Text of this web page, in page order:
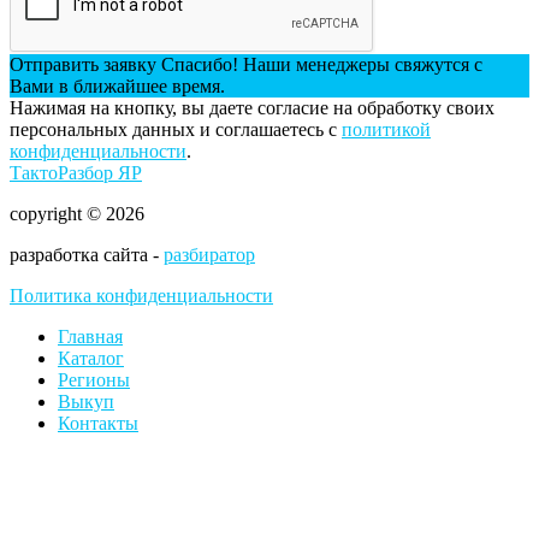
Отправить заявку Спасибо! Наши менеджеры свяжутся с
Вами в ближайшее время.
Нажимая на кнопку, вы даете согласие на обработку своих
персональных данных и соглашаетесь с политикой
конфиденциальности.
ТактоРазбор ЯР
copyright © 2026
разработка сайта - разбиратор
Политика конфиденциальности
Главная
Каталог
Регионы
Выкуп
Контакты